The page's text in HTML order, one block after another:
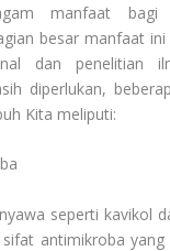
manfaat bagi
besar manfaat
dan penelitian
diperlukan,
Kita meliputi:
seperti kavikol
antimikroba